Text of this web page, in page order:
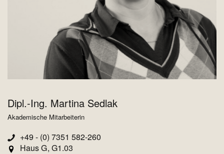
Dipl.-Ing. Martina Sedlak
Akademische Mitarbeiterin
+49 - (0) 7351 582-260
Haus G G1.03